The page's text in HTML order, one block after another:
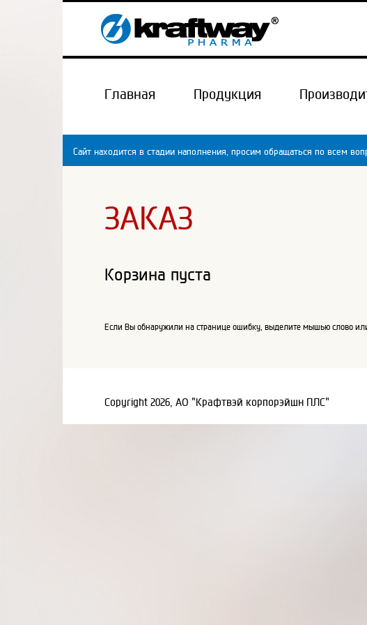
Главная Продукция
Сайт находится в стадии наполнения, просим обращаться по всем
ЗАКАЗ
Корзина пуста
Если Вы обнаружили на странице ошибку, выделите мышью слово
Copyright 2026, АО "Крафтвэй корпорэйшн ПЛС"